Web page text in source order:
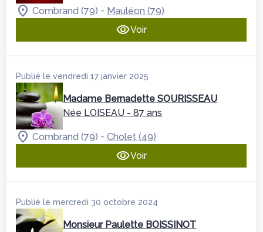
Combrand (79) - Mauléon (79)
Voir
Publié le vendredi 17 janvier 2025
Madame Bernadette SOURISSEAU
Née LOISEAU - 87 ans
Combrand (79) -Cholet (49)
Voir
Publié le mercredi 30 octobre 2024
Monsieur Paulette BOISSINOT